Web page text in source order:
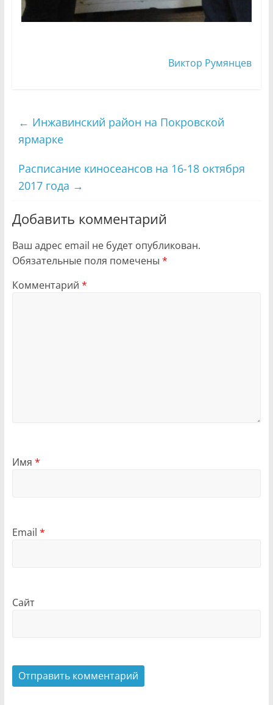
Виктор Румянцев
← Инжавинский район на Покровской
ярмарке
Расписание киносеансов на 16-18 октября
2017 года →
Добавить комментарий
Ваш адрес email не будет опубликован.
Обязательные поля помечены *
Комментарий *
Имя *
Email *
Сайт